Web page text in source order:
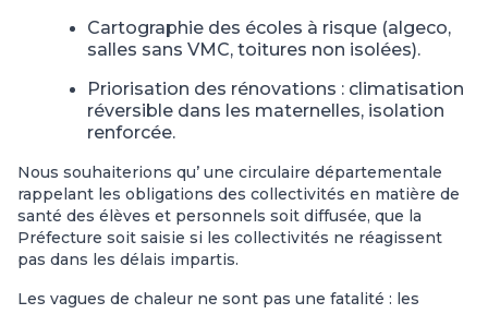
Cartographie des écoles à risque (algeco,
salles sans VMC, toitures non isolées).
Priorisation des rénovations : climatisation
réversible dans les maternelles, isolation
renforcée.
Nous souhaiterions qu’ une circulaire départementale
rappelant les obligations des collectivités en matière de
santé des élèves et personnels soit diffusée, que la
Préfecture soit saisie si les collectivités ne réagissent
pas dans les délais impartis.
Les vagues de chaleur ne sont pas une fatalité : les